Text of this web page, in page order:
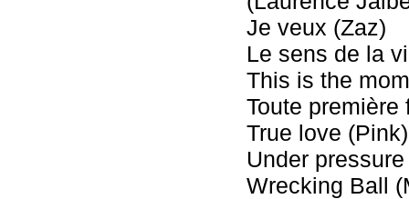
Je veux (Zaz)
Le sens de la
This is the
Toute
True love (Pink)
Under
Wrecking Ball